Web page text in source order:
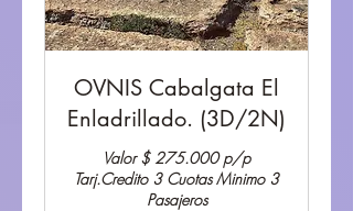
OVNIS Cabalgata El
Enladrillado. (3D/2N)
Valor $ 275.000 p/p
Tarj.Credito 3 Cuotas Minimo 3
Pasajeros